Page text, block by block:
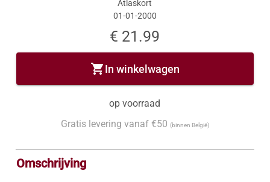
Atlaskort
01-01-2000
€ 21.99
shopping_cartIn winkelwagen
op voorraad
Gratis levering vanaf €50 (binnen België)
Omschrijving